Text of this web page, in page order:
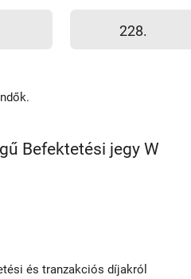
228.
Befektetési jegy W
és tranzakciós díjakról